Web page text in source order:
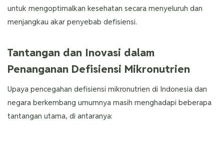
untuk mengoptimalkan kesehatan secara menyeluruh dan
menjangkau akar penyebab defisiensi.
Tantangan dan Inovasi dalam
Penanganan Defisiensi Mikronutrien
Upaya pencegahan defisiensi mikronutrien di Indonesia dan
negara berkembang umumnya masih menghadapi beberapa
tantangan utama, di antaranya: